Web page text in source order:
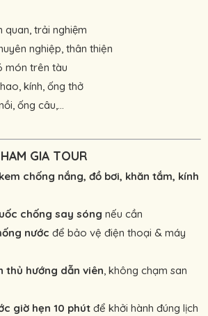
quan, trải nghiệm
nghiệp, thân thiện
món trên tàu
kính, ống thở
ống câu,...
GIA TOUR
kem chống nắng, đồ bơi, khăn tắm, kính
chống say sóng nếu cần
nước để bảo vệ điện thoại & máy
thủ hướng dẫn viên, không chạm san
giờ hẹn 10 phút để khởi hành đúng lịch